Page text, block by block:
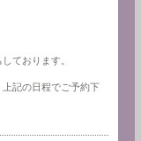
ております。
記の日程でご予約下